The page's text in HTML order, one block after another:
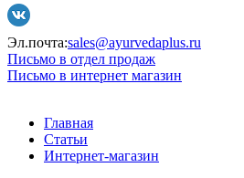
Эл.почта:sales@ayurvedaplus.ru
Письмо в отдел продаж
Письмо в интернет магазин
Главная
Статьи
Интернет-магазин